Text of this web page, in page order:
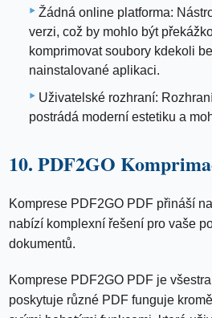
Žádná online platforma:
verzi, což by mohlo být
komprimovat soubory kdekoli
nainstalované aplikaci.
Uživatelské rozhraní:
postrádá moderní estetiku a
10. PDF2GO
Komprese PDF2GO PDF přináší
nabízí komplexní řešení pro vaše
dokumentů.
Komprese PDF2GO PDF je
poskytuje různé PDF funguje